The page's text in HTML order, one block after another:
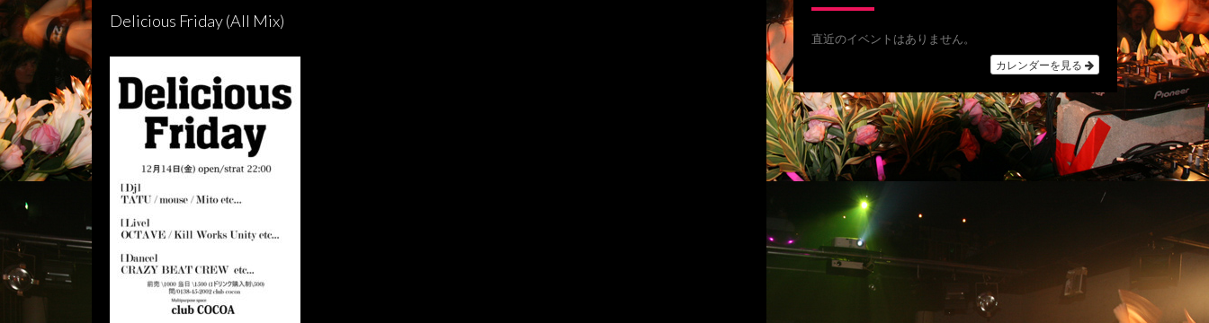
Delicious Friday (All Mix)
直近のイベントはありません。
カレンダーを見る